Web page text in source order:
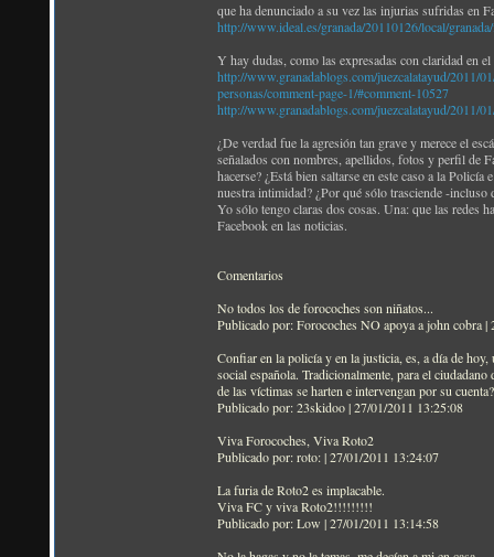
que ha denunciado a su vez las injurias sufridas en
http://www.ideal.es/granada/20110126/local/
Y hay dudas, como las expresadas con claridad en
http://www.granadablogs.com/juezcalatayud/2011/
personas/comment-page-1/#comment-10527
http://www.granadablogs.com/juezcalatayud/2011/
¿De verdad fue la agresión tan grave y merece el
señalados con nombres, apellidos, fotos y perfil de
hacerse? ¿Está bien saltarse en este caso a la
nuestra intimidad? ¿Por qué sólo trasciende -
Yo sólo tengo claras dos cosas. Una: que las redes
Facebook en las noticias.
Comentarios
No todos los de forocoches son niñatos...
Publicado por: Forocoches NO apoya a john cobra |
Confiar en la policía y en la justicia, es, a día de
social española. Tradicionalmente, para el
de las víctimas se harten e intervengan por su
Publicado por: 23skidoo | 27/01/2011 13:25:08
Viva Forocoches, Viva Roto2
Publicado por: roto: | 27/01/2011 13:24:07
La furia de Roto2 es implacable.
Viva FC y viva Roto2!!!!!!!!!
Publicado por: Low | 27/01/2011 13:14:58